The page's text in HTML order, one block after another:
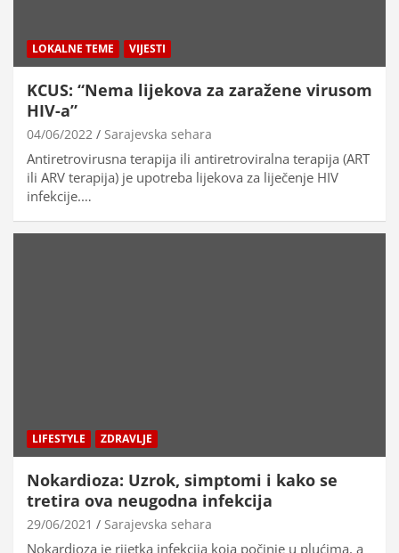
LOKALNE TEME VIJESTI
KCUS: “Nema lijekova za zaražene virusom
HIV-a”
04/06/2022 Sarajevska sehara
Antiretrovirusna terapija ili antiretroviralna terapija (ART
ili ARV terapija) je upotreba lijekova za liječenje HIV
infekcije.…
LIFESTYLE ZDRAVLJE
Nokardioza: Uzrok, simptomi i kako se
tretira ova neugodna infekcija
29/06/2021 Sarajevska sehara
Nokardioza je rijetka infekcija koja počinje u plućima, a